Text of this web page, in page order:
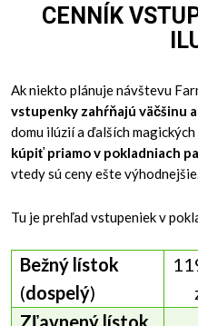
CENNÍK
Ak niekto plánuje návštevu
vstupenky zahŕňajú väčšinu
domu ilúzií a ďalších
kúpiť priamo v pokladniach
vtedy sú ceny ešte výhodnejšie.
Tu je prehľad vstupeniek v
Bežný lístok
(dospelý)